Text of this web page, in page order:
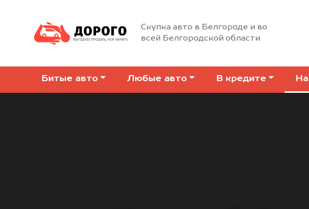
Скупка авто в Белгороде и во
всей Белгородской области
Битые авто Любые авто В кредите